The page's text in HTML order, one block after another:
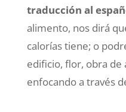
traducción al
alimento, nos dirá
calorías tiene; o
edificio, flor, obra
enfocando a través